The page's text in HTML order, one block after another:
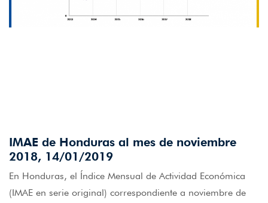
IMAE de Honduras al mes de noviembre
2018, 14/01/2019
En Honduras, el Índice Mensual de Actividad Económica
(IMAE en serie original) correspondiente a noviembre de